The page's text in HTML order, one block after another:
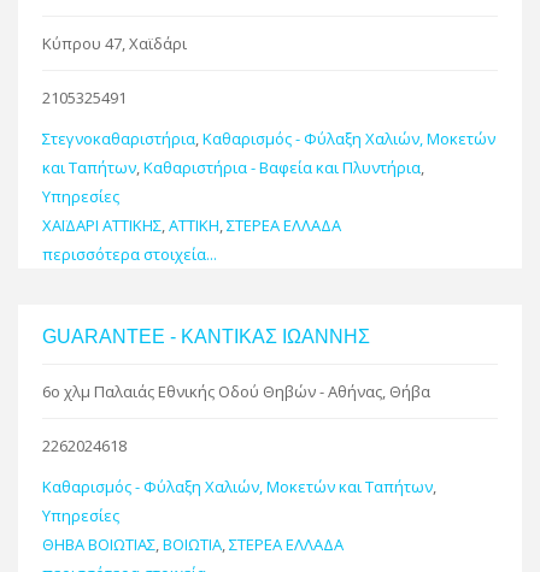
Κύπρου 47, Χαϊδάρι
2105325491
Στεγνοκαθαριστήρια,Καθαρισμός - Φύλαξη Χαλιών, Μοκετών
και Ταπήτων,Καθαριστήρια - Βαφεία και Πλυντήρια,
Υπηρεσίες
ΧΑΪΔΑΡΙ ΑΤΤΙΚΗΣ,ΑΤΤΙΚΗ,ΣΤΕΡΕΑ ΕΛΛΑΔΑ
περισσότερα στοιχεία...
GUARANTEE - ΚΑΝΤΙΚΑΣ ΙΩΑΝΝΗΣ
6ο χλμ Παλαιάς Εθνικής Οδού Θηβών - Αθήνας, Θήβα
2262024618
Καθαρισμός - Φύλαξη Χαλιών, Μοκετών και Ταπήτων,
Υπηρεσίες
ΘΗΒΑ ΒΟΙΩΤΙΑΣ,ΒΟΙΩΤΙΑ,ΣΤΕΡΕΑ ΕΛΛΑΔΑ